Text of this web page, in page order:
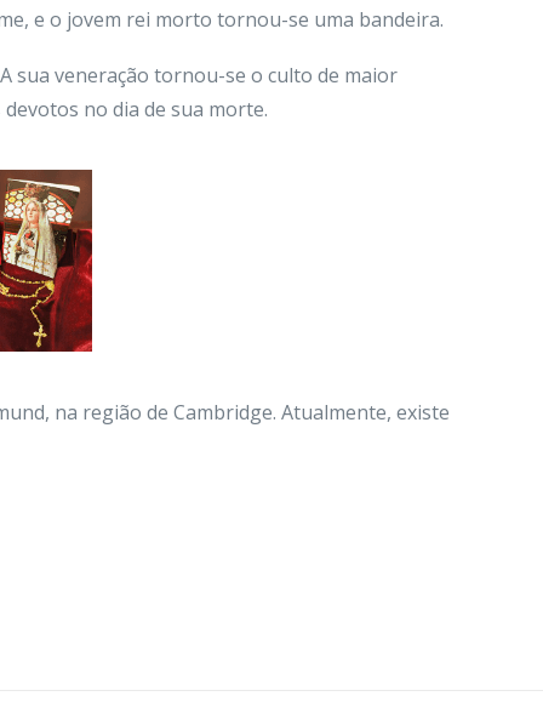
e o jovem rei morto tornou-se uma bandeira.
sua veneração tornou-se o culto de maior
no dia de sua morte.
na região de Cambridge. Atualmente, existe